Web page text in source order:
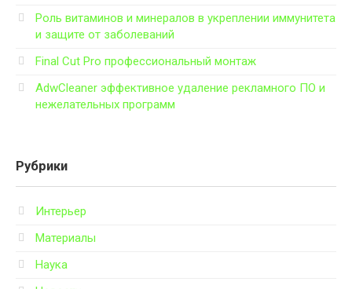
Роль витаминов и минералов в укреплении иммунитета
и защите от заболеваний
Final Cut Pro профессиональный монтаж
AdwCleaner эффективное удаление рекламного ПО и
нежелательных программ
Рубрики
Интерьер
Материалы
Наука